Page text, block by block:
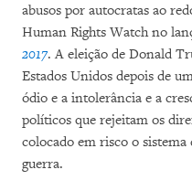
abusos por autocratas ao
Human Rights Watch no
2017. A eleição de Donald
Estados Unidos depois de
ódio e a intolerância e a
políticos que rejeitam os
colocado em risco o
guerra.